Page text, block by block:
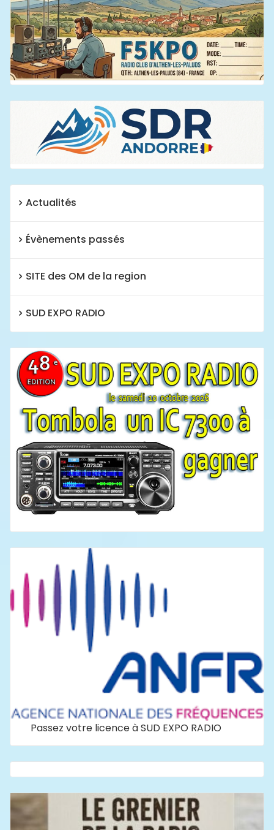
Actualités
Évènements passés
SITE des OM de la region
SUD EXPO RADIO
Passez votre licence à SUD EXPO RADIO